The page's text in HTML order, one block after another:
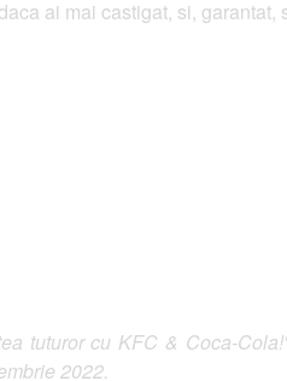
ai mai castigat, si,
tuturor cu KFC & Coca-
2022.